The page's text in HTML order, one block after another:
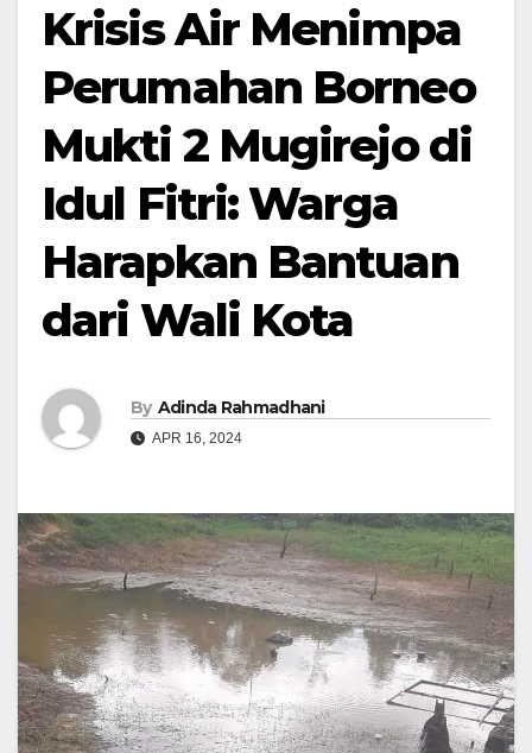
Krisis Air Menimpa
Perumahan Borneo
Mukti 2 Mugirejo di
Idul Fitri: Warga
Harapkan Bantuan
dari Wali Kota
By Adinda Rahmadhani
APR 16, 2024